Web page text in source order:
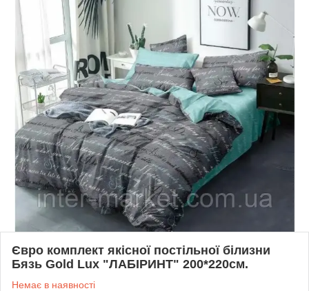
Євро комплект якісної постільної білизни
Бязь Gold Lux "ЛАБІРИНТ" 200*220см.
Немає в наявності